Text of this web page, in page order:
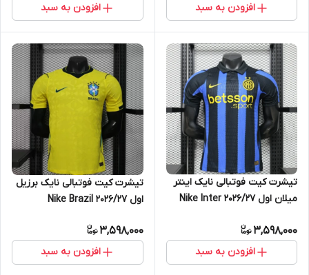
افزودن به سبد افزودن به سبد
تیشرت کیت فوتبالی نایک اینتر
میلان اول ۲۰۲۶/۲۷ Nike Inter
3,598,000
افزودن به سبد
تیشرت کیت فوتبالی نایک برزیل
اول ۲۰۲۶/۲۷ Nike Brazil
3,598,000
افزودن به سبد